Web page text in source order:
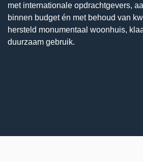
met internationale opdrachtgevers,
binnen budget én met behoud van
hersteld monumentaal woonhuis,
duurzaam gebruik.